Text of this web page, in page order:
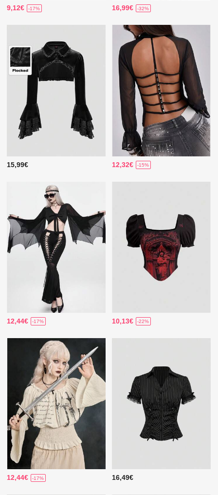
9,12€ -17% 16,99€ -32%
15,99€ 12,32€ -15%
12,44€ -17% 10,13€ -22%
12,44€ -17% 16,49€